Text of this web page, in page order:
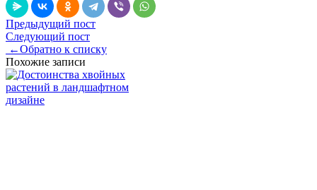
Предыдущий пост
Следующий пост
←Обратно к списку
Похожие записи